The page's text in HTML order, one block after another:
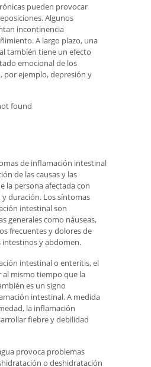
pueden provocar
Algunos
incontinencia
A largo plazo, una
también tiene un efecto
emocional de los
por ejemplo, depresión y
found
de inflamación intestinal
de las causas y las
la persona afectada con
duración. Los síntomas
intestinal son
generales como náuseas,
frecuentes y dolores de
y abdomen.
intestinal o enteritis, el
al mismo tiempo que la
es un signo
intestinal. A medida
la inflamación
fiebre y debilidad
provoca problemas
o deshidratación